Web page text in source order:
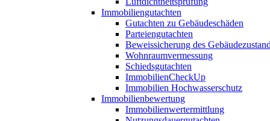
Immobiliengutachten
Gutachten zu Gebäudeschäden
Parteiengutachten
Beweissicherung des
Wohnraumvermessung
Schiedsgutachten
ImmobilienCheckUp
Immobilien Hochwasserschutz
Immobilienbewertung
Immobilienwertermittlung